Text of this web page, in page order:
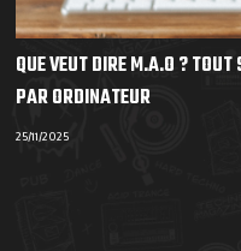
QUE VEUT DIRE M.A.O ?
PAR ORDINATEUR
25/11/2025